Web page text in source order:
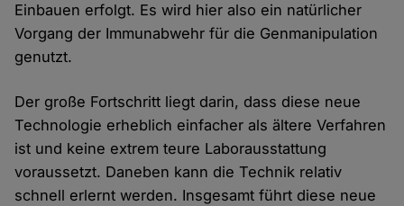
Einbauen erfolgt. Es wird hier also ein natürlicher
Vorgang der Immunabwehr für die Genmanipulation
genutzt.
Der große Fortschritt liegt darin, dass diese neue
Technologie erheblich einfacher als ältere Verfahren
ist und keine extrem teure Laborausstattung
voraussetzt. Daneben kann die Technik relativ
schnell erlernt werden. Insgesamt führt diese neue